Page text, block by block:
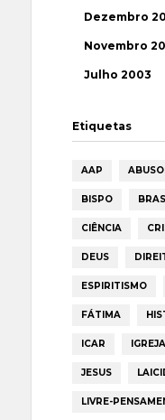
Dezembro
Novembro
Julho 2003
Etiquetas
AAP
BISPO
CIÊNCIA
DEUS
ESPIRITISMO
FÁTIMA
ICAR IGREJA
JESUS
LIVRE-